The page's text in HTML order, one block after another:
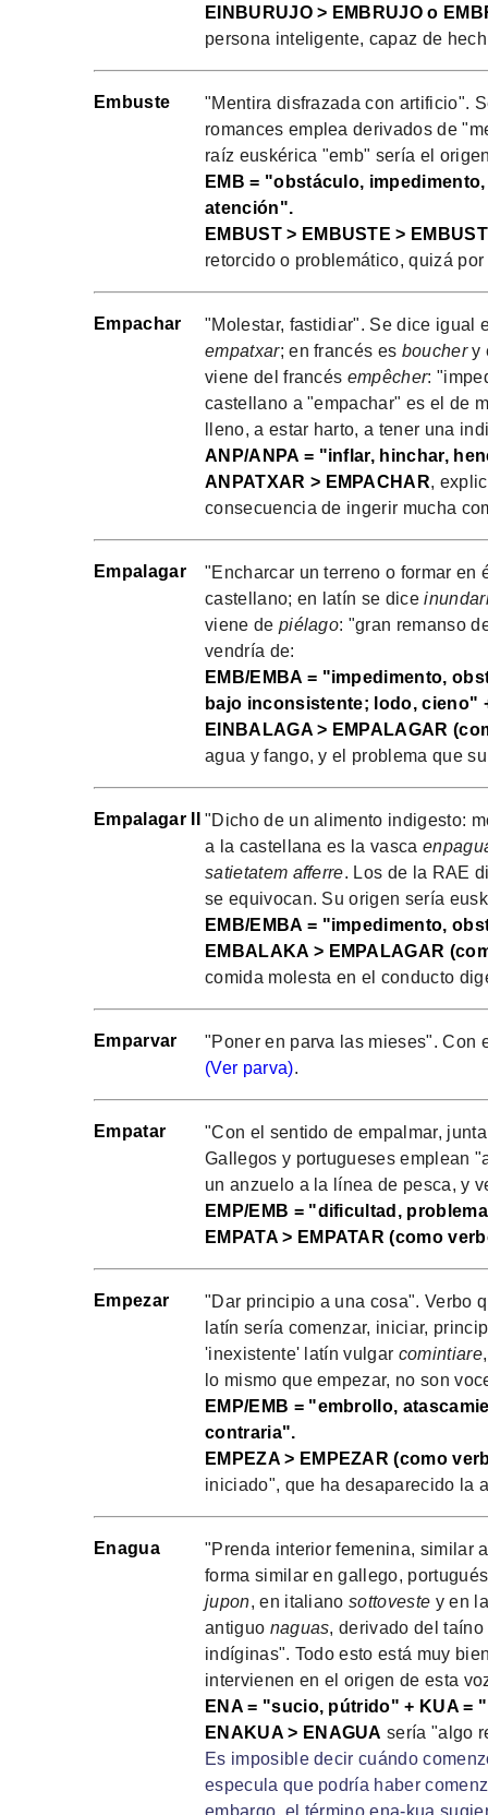
EINBURUJO > EMBRUJO o
persona inteligente, capaz de
Embuste
"Mentira disfrazada con artificio".
romances emplea derivados de
raíz euskérica "emb" sería el
EMB = "obstáculo,
atención".
EMBUST > EMBUSTE >
retorcido o problemático, quizá
Empachar
"Molestar, fastidiar". Se dice igual
empatxar; en francés es bouchery
viene del francés empêcher:
castellano a "empachar" es el de
lleno, a estar harto, a tener una
ANP/ANPA = "inflar, hinchar,
ANPATXAR > EMPACHAR,
consecuencia de ingerir mucha
Empalagar
"Encharcar un terreno o formar en
castellano; en latín se dice
viene de piélago: "gran remanso
vendría de:
EMB/EMBA = "impedimento,
bajo inconsistente; lodo, cieno"
EINBALAGA > EMPALAGAR
agua y fango, y el problema que
Empalagar II
"Dicho de un alimento indigesto:
a la castellana es la vasca
satietatem afferre. Los de la RAE
se equivocan. Su origen sería
EMB/EMBA = "impedimento,
EMBALAKA > EMPALAGAR
comida molesta en el conducto
Emparvar
"Poner en parva las mieses". Con
(Ver parva).
Empatar
"Con el sentido de empalmar,
Gallegos y portugueses emplean
un anzuelo a la línea de pesca, y
EMP/EMB = "dificultad,
EMPATA > EMPATAR (como
Empezar
"Dar principio a una cosa". Verbo
latín sería comenzar, iniciar,
'inexistente' latín vulgar comintiare
lo mismo que empezar, no son
EMP/EMB = "embrollo,
contraria".
EMPEZA > EMPEZAR (como
iniciado", que ha desaparecido la
Enagua
"Prenda interior femenina, similar
forma similar en gallego,
jupon, en italianosottoveste y en
antiguo naguas, derivado del
indíginas". Todo esto está muy
intervienen en el origen de esta
ENA = "sucio, pútrido" + KUA =
ENAKUA > ENAGUA sería "algo
Es imposible decir cuándo
especula que podría haber
embargo, el término ena-kua